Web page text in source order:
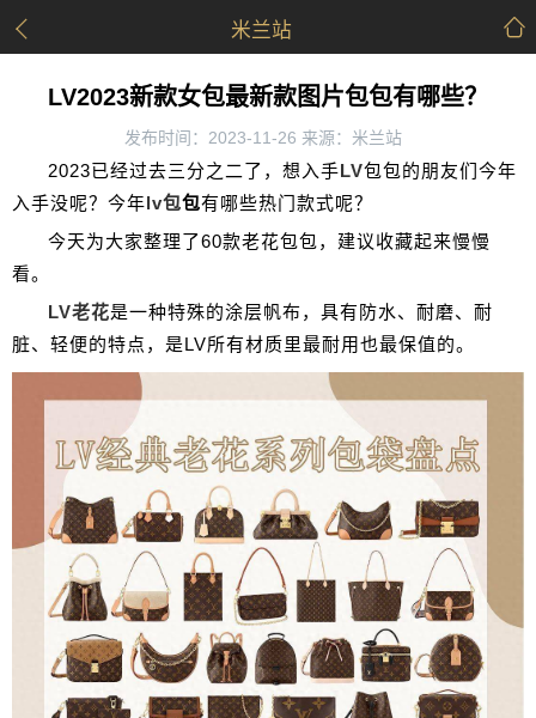
米兰站
LV2023新款女包最新款图片包包有哪些？
发布时间：2023-11-26 来源：米兰站
2023已经过去三分之二了，想入手LV包包的朋友们今年
入手没呢？今年lv包包有哪些热门款式呢？
今天为大家整理了60款老花包包，建议收藏起来慢慢
看。
LV老花是一种特殊的涂层帆布，具有防水、耐磨、耐
脏、轻便的特点，是LV所有材质里最耐用也最保值的。